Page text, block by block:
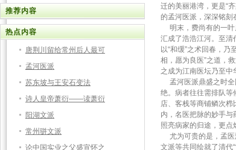
推荐内容
热点内容
唐荆川留给常州后人最可
孟河医派
苏东坡与王安石变法
诗人皇帝萧衍——读萧衍
阳湖文派
常州骈文派
论中国实业之父盛宣怀之
迁的美丽港湾，更是“
的孟河医派，深深铭刻
明末，费尚有的一叶
汇成了浩浩江河。至清
以“和缓”之术回春，乃
相，愿为良医”之道，
之成为江南医坛乃至中
孟河医派鼎盛之时全
绝。病者往往需排队等
店、客栈等商铺鳞次
内，名医把脉的妙手
照亮病家的归途，更点
尤为可贵的是，孟医
文派等共同绘就了清代